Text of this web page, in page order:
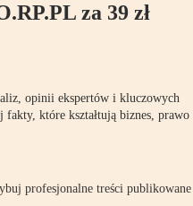
za 39 zł
opinii ekspertów i kluczowych
fakty, które kształtują biznes, prawo
profesjonalne treści publikowane